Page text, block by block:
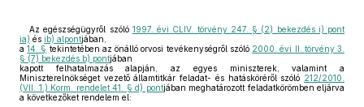
Az egészségügyről szóló 1997. évi CLIV. törvény 247. § (2) bekezdés i) pont
ia) és ib) alpontjában,
a14. § tekintetében az önálló orvosi tevékenységről szóló 2000. évi II. törvény 3.
§ (7) bekezdés b) pontjában
kapott felhatalmazás alapján, az egyes miniszterek, valamint a
Miniszterelnökséget vezető államtitkár feladat- és hatásköréről szóló 212/2010.
(VII. 1.) Korm. rendelet 41. § d) pontjában meghatározott feladatkörömben eljárva
a következőket rendelem el: